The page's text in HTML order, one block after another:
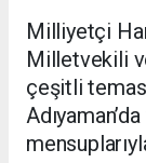
Milliyetçi
Milletvekili
çeşitli